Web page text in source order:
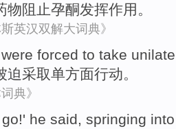
物阻止孕酮发挥作用 。
斯英汉双解大词典》
were forced to take
迫采取单方面行动。
典》
go!' he said springing into